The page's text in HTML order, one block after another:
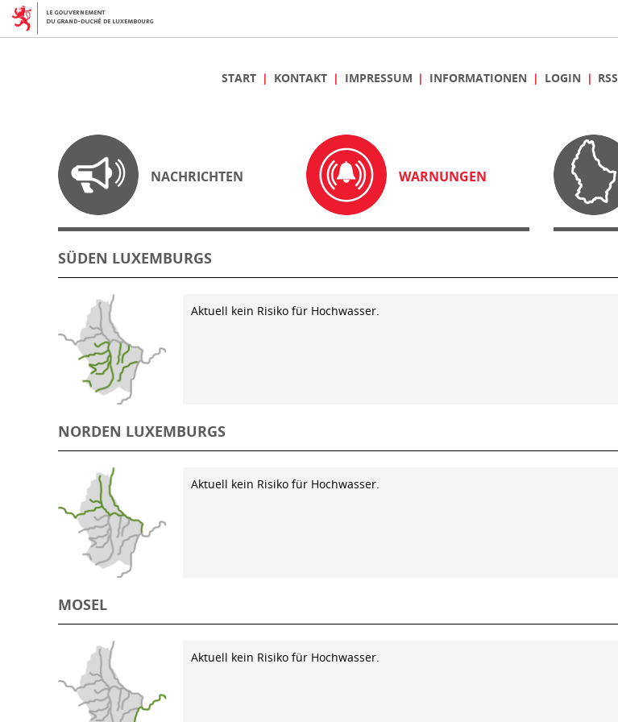
START KONTAKT IMPRESSUM INFORMATIONEN LOGIN RSS
NACHRICHTEN WARNUNGEN
SÜDEN LUXEMBURGS
Aktuell kein Risiko für Hochwasser.
NORDEN LUXEMBURGS
Aktuell kein Risiko für Hochwasser.
MOSEL
Aktuell kein Risiko für Hochwasser.